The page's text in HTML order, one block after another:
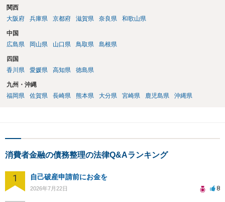
関西
大阪府
兵庫県 京都府 滋賀県 奈良県 和歌山県
中国
広島県
岡山県 山口県 鳥取県 島根県
四国
香川県
愛媛県 高知県 徳島県
九州・沖縄
福岡県
佐賀県 長崎県 熊本県 大分県 宮崎県 鹿児島県 沖縄県
消費者金融の債務整理の法律Q&Aランキング
1 自己破産申請前にお金を
2026年7月22日 8